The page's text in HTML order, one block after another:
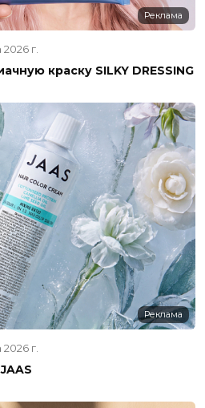
Реклама
г.
краску SILKY DRESSING
Реклама
г.